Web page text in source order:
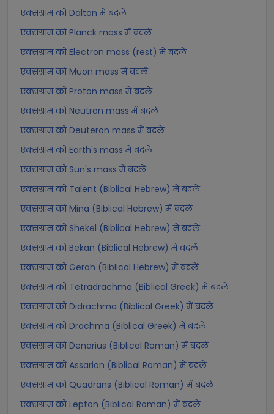
एक्सग्राम को Dalton में बदलें
एक्सग्राम को Planck mass में बदलें
एक्सग्राम को Electron mass (rest) में बदलें
एक्सग्राम को Muon mass में बदलें
एक्सग्राम को Proton mass में बदलें
एक्सग्राम को Neutron mass में बदलें
एक्सग्राम को Deuteron mass में बदलें
एक्सग्राम को Earth's mass में बदलें
एक्सग्राम को Sun's mass में बदलें
एक्सग्राम को Talent (Biblical Hebrew) में बदलें
एक्सग्राम को Mina (Biblical Hebrew) में बदलें
एक्सग्राम को Shekel (Biblical Hebrew) में बदलें
एक्सग्राम को Bekan (Biblical Hebrew) में बदलें
एक्सग्राम को Gerah (Biblical Hebrew) में बदलें
एक्सग्राम को Tetradrachma (Biblical Greek) में बदलें
एक्सग्राम को Didrachma (Biblical Greek) में बदलें
एक्सग्राम को Drachma (Biblical Greek) में बदलें
एक्सग्राम को Denarius (Biblical Roman) में बदलें
एक्सग्राम को Assarion (Biblical Roman) में बदलें
एक्सग्राम को Quadrans (Biblical Roman) में बदलें
एक्सग्राम को Lepton (Biblical Roman) में बदलें